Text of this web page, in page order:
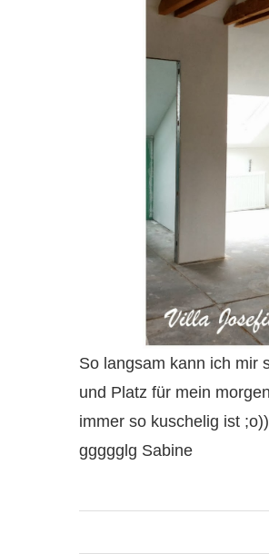
So langsam kann ich mir
und Platz für mein
immer so kuschelig ist
ggggglg Sabine